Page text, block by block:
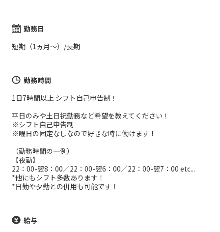
勤務日
短期（1ヵ月～）/長期
勤務時間
1日7時間以上 シフト自己申告制！
平日のみや土日祝勤務など希望を教えてください！
※シフト自己申告制
※曜日の固定なしなので好きな時に働けます！
（勤務時間の一例）
【夜勤】
22：00-翌8：00／22：00-翌6：00／22：00-翌7：00 etc...
*他にもシフト多数あります！
*日勤や夕勤との併用も可能です！
給与